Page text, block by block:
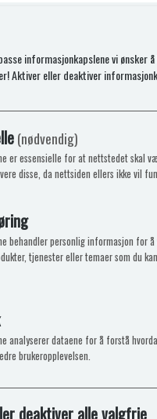
Kjøp
KLikk & hent
- iCaravan Tromsø
- når camping er livet
- barn og velvære
informasjonkapslene vi ønsker
Aktiver eller deaktiver
(nødvendig)
er essensielle for at nettstedet skal
disse, da nettsiden ellers ikke vil
behandler personlig informasjon for
tjenester eller temaer som du
analyserer dataene for å forstå
brukeropplevelsen.
deaktiver alle valgfrie